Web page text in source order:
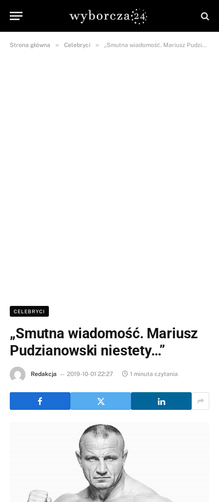
Strona główna » Celebryci » „Smutna wiadomość. Mariusz Pudzianowski niestety…”
CELEBRYCI
„Smutna wiadomość. Mariusz
Pudzianowski niestety…”
Redakcja 2019-10-01 22:27 1 minuta czytania